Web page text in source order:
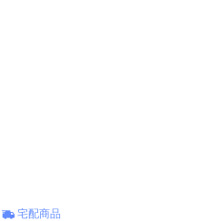
宅配商品